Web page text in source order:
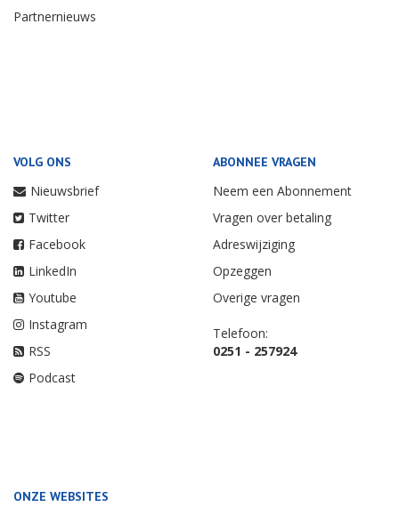
Partnernieuws
VOLG ONS
Nieuwsbrief
Twitter
Facebook
LinkedIn
Youtube
Instagram
RSS
Podcast
ABONNEE VRAGEN
Neem een Abonnement
Vragen over betaling
Adreswijziging
Opzeggen
Overige vragen
Telefoon:
0251 - 257924
ONZE WEBSITES